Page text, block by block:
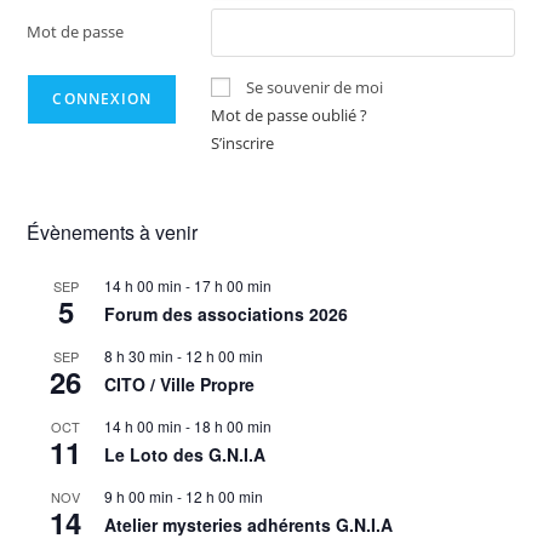
Mot de passe
Se souvenir de moi
Mot de passe oublié ?
S’inscrire
Évènements à venir
SEP
5
14 h 00 min - 17 h 00 min
Forum des associations 2026
SEP
26
8 h 30 min - 12 h 00 min
CITO / Ville Propre
OCT
11
14 h 00 min - 18 h 00 min
Le Loto des G.N.I.A
NOV
14
9 h 00 min - 12 h 00 min
Atelier mysteries adhérents G.N.I.A